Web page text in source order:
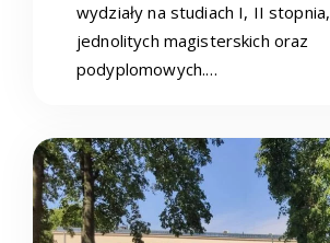
wydziały na studiach I, II stopnia,
jednolitych magisterskich oraz
podyplomowych.…